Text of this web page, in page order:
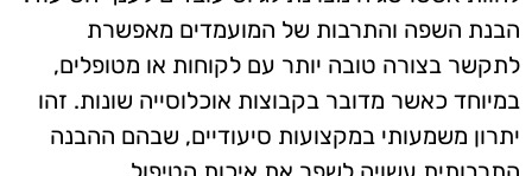
הבנת השפה והתרבות של המועמדים מאפשרת
לתקשר בצורה טובה יותר עם לקוחות או מטופלים,
במיוחד כאשר מדובר בקבוצות אוכלוסייה שונות. זהו
יתרון משמעותי במקצועות סיעודיים, שבהם ההבנה